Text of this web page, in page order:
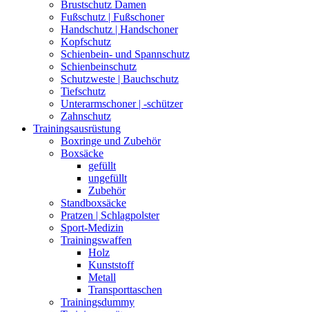
Brustschutz Damen
Fußschutz | Fußschoner
Handschutz | Handschoner
Kopfschutz
Schienbein- und Spannschutz
Schienbeinschutz
Schutzweste | Bauchschutz
Tiefschutz
Unterarmschoner | -schützer
Zahnschutz
Trainingsausrüstung
Boxringe und Zubehör
Boxsäcke
gefüllt
ungefüllt
Zubehör
Standboxsäcke
Pratzen | Schlagpolster
Sport-Medizin
Trainingswaffen
Holz
Kunststoff
Metall
Transporttaschen
Trainingsdummy